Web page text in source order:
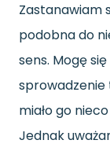
Zastanawiam
podobna do
sens. Mogę
sprowadzenie
miało go
Jednak